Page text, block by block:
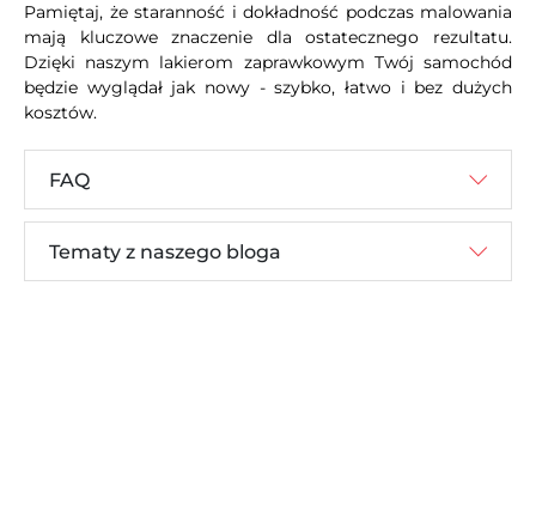
Pamiętaj, że staranność i dokładność podczas malowania
mają kluczowe znaczenie dla ostatecznego rezultatu.
Dzięki naszym lakierom zaprawkowym Twój samochód
będzie wyglądał jak nowy - szybko, łatwo i bez dużych
kosztów.
FAQ
Tematy z naszego bloga